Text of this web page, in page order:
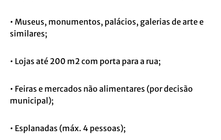
• Museus, monumentos, palácios, galerias de arte e
similares;
• Lojas até 200 m2 com porta para a rua;
• Feiras e mercados não alimentares (por decisão
municipal);
• Esplanadas (máx. 4 pessoas);